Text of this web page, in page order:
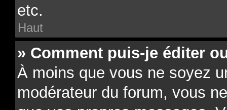
etc.
Haut
» Comment puis-je éditer
À moins que vous ne soyez
modérateur du forum, vous